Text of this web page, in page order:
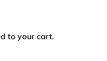
to your cart.